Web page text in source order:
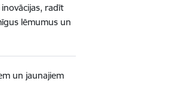
radīt
lēmumus un
un jaunajiem